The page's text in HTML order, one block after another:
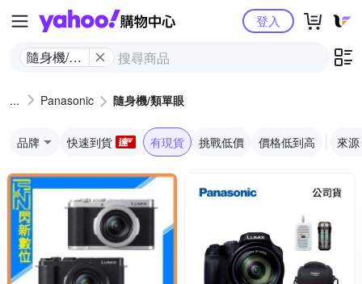
Yahoo購物中心
隨身機/類
登入
Panasonic 隨身機/類單眼
品牌 快速到貨 有現貨 挑戰低價 價格低到高 來源